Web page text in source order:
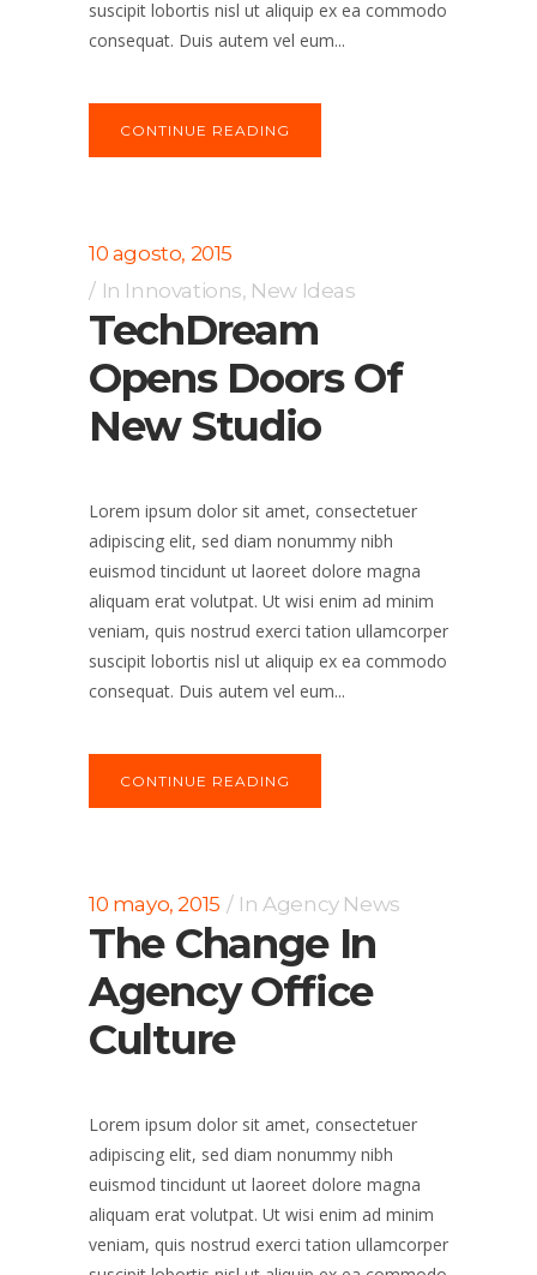
suscipit lobortis nisl ut aliquip ex ea commodo
consequat. Duis autem vel eum...
CONTINUE READING
10 agosto, 2015
In Innovations, New Ideas
TechDream
Opens Doors Of
New Studio
Lorem ipsum dolor sit amet, consectetuer
adipiscing elit, sed diam nonummy nibh
euismod tincidunt ut laoreet dolore magna
aliquam erat volutpat. Ut wisi enim ad minim
veniam, quis nostrud exerci tation ullamcorper
suscipit lobortis nisl ut aliquip ex ea commodo
consequat. Duis autem vel eum...
CONTINUE READING
10 mayo, 2015 InAgency News
The Change In
Agency Office
Culture
Lorem ipsum dolor sit amet, consectetuer
adipiscing elit, sed diam nonummy nibh
euismod tincidunt ut laoreet dolore magna
aliquam erat volutpat. Ut wisi enim ad minim
veniam, quis nostrud exerci tation ullamcorper